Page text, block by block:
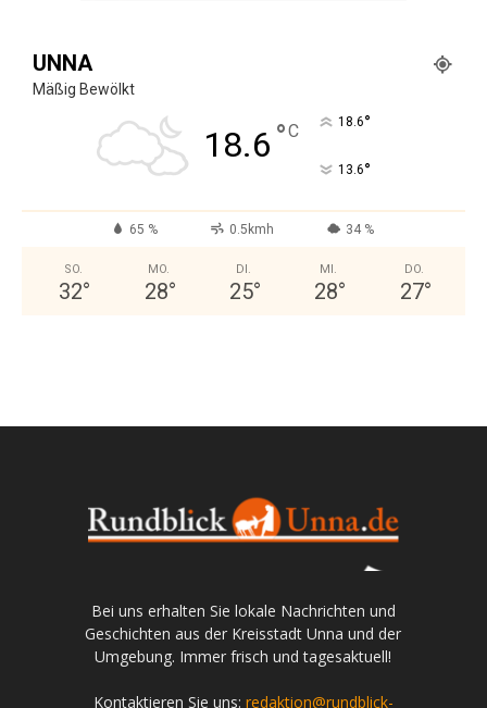
UNNA
Mäßig Bewölkt
18.6 °C 18.6°
13.6°
65 % 0.5kmh 34 %
SO.
32°
MO.
28°
DI.
25°
MI.
28°
DO.
27°
Bei uns erhalten Sie lokale Nachrichten und
Geschichten aus der Kreisstadt Unna und der
Umgebung. Immer frisch und tagesaktuell!
Kontaktieren Sie uns: redaktion@rundblick-